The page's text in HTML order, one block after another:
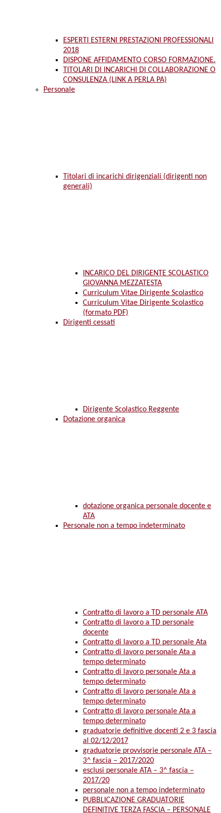
ESPERTI ESTERNI PRESTAZIONI PROFESSIONALI
2018
DISPONE AFFIDAMENTO CORSO FORMAZIONE.
TITOLARI DI INCARICHI DI COLLABORAZIONE O
CONSULENZA (LINK A PERLA PA)
Personale
Titolari di incarichi dirigenziali (dirigenti non
generali)
INCARICO DEL DIRIGENTE SCOLASTICO
GIOVANNA MEZZATESTA
Curriculum Vitae Dirigente Scolastico
Curriculum Vitae Dirigente Scolastico
(formato PDF)
Dirigenti cessati
Dirigente Scolastico Reggente
Dotazione organica
dotazione organica personale docente e
ATA
Personale non a tempo indeterminato
Contratto di lavoro a TD personale ATA
Contratto di lavoro a TD personale
docente
Contratto di lavoro a TD personale Ata
Contratto di lavoro personale Ata a
tempo determinato
Contratto di lavoro personale Ata a
tempo determinato
Contratto di lavoro personale Ata a
tempo determinato
Contratto di lavoro personale Ata a
tempo determinato
graduatorie definitive docenti 2 e 3 fascia
al 02/12/2017
graduatorie provvisorie personale ATA –
3^ fascia – 2017/2020
esclusi personale ATA – 3^ fascia –
2017/20
personale non a tempo indeterminato
PUBBLICAZIONE GRADUATORIE
DEFINITIVE TERZA FASCIA – PERSONALE